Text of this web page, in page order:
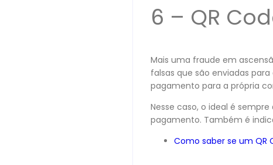
6 – QR
Mais uma fraude em
falsas que são enviadas
pagamento para a própria
Nesse caso, o ideal é
pagamento. Também é
Como saber se um QR